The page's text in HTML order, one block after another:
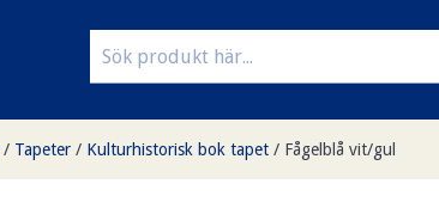
/ Tapeter / Kulturhistorisk bok tapet / Fågelblå vit/gul